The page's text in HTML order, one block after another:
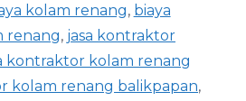
kolam renang, biaya
renang, jasa kontraktor
kontraktor kolam renang
kolam renang balikpapan,